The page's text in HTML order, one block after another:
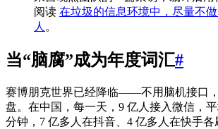
阅读 在垃圾的信息环境中，尽量不
人 。
当“脑腐”成为年度词汇#
赛博朋克世界已经降临——不用脑机接口
盘。在中国，每一天，9 亿人接入微信，
分钟，7 亿多人在抖音、4 亿多人在快手各